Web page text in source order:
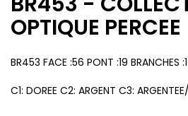
OPTIQUE PERCEE
BR453 FACE :56 PONT :19 BRANCHES
C1: DOREE C2: ARGENT C3: